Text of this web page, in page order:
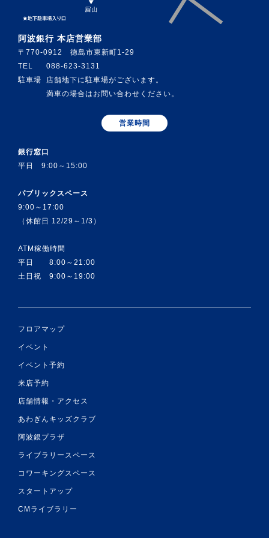
阿波銀行 本店営業部
〒770-0912 徳島市東新町1-29
TEL
088-623-3131
駐車場
店舗地下に駐車場がございます。
満車の場合はお問い合わせください。
営業時間
銀行窓口
平日 9:00～15:00
パブリックスペース
9:00～17:00
（休館日 12/29～1/3）
ATM稼働時間
平日 8:00～21:00
土日祝 9:00～19:00
フロアマップ
イベント
イベント予約
来店予約
店舗情報・アクセス
あわぎんキッズクラブ
阿波銀プラザ
ライブラリースペース
コワーキングスペース
スタートアップ
CMライブラリー